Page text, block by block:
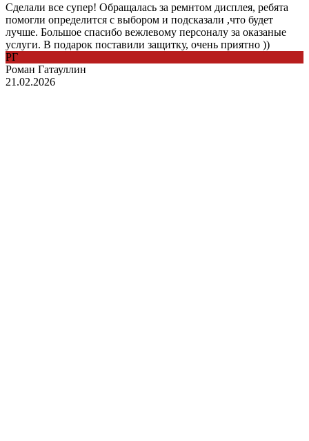
Сделали все супер! Обращалась за ремнтом дисплея, ребята
помогли определится с выбором и подсказали ,что будет
лучше. Большое спасибо вежлевому персоналу за оказаные
услуги. В подарок поставили защитку, очень приятно ))
РГ
Роман Гатауллин
21.02.2026